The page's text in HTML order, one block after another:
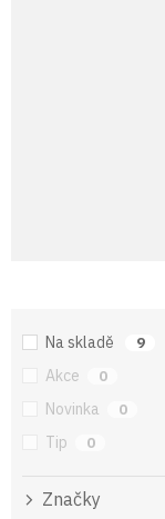
Na skladě 9
Akce 0
Novinka 0
Tip 0
Značky